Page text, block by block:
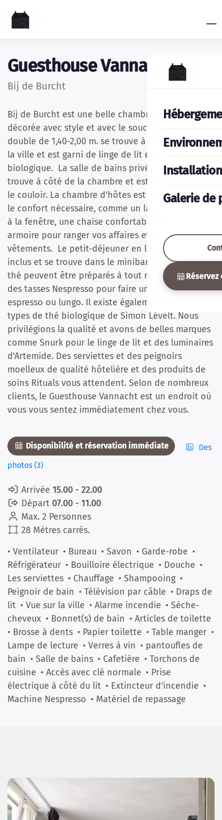
Galerie de
Guesthouse Vannacht
Bij de Burcht
Bij de Burcht est une belle chambre d'hôtes,
décorée avec style et avec le souci du détail. Le lit
double de 1,40-2,00 m. se trouve à côté du mur de
la ville et est garni de linge de lit en coton
biologique. La salle de bains privée moderne se
trouve à côté de la chambre et est accessible par
le couloir. La chambre d'hôtes est équipée de tout
le confort nécessaire, comme un lavabo, une table
à la fenêtre, une chaise confortable et une
armoire pour ranger vos affaires et/ou vos
vêtements. Le petit-déjeuner en libre-service est
inclus et se trouve dans le minibar. Du café et du
thé peuvent être préparés à tout moment. Il y a
des tasses Nespresso pour faire un délicieux
espresso ou lungo. Il existe également plusieurs
types de thé biologique de Simon Lévelt. Nous
privilégions la qualité et avons de belles marques
comme Snurk pour le linge de lit et des luminaires
d'Artemide. Des serviettes et des peignoirs
moelleux de qualité hôtelière et des produits de
soins Rituals vous attendent. Selon de nombreux
clients, le Guesthouse Vannacht est un endroit où
vous vous sentez immédiatement chez vous.
Disponibilité et réservation immédiate
Des
photos (3)
Arrivée 15.00 - 22.00
Départ 07.00 - 11.00
Max. 2 Personnes
28 Mètres carrés.
• Ventilateur • Bureau • Savon • Garde-robe •
Réfrigérateur • Bouilloire électrique • Douche •
Les serviettes • Chauffage • Shampooing •
Peignoir de bain • Télévision par câble • Draps de
lit • Vue sur la ville • Alarme incendie • Sèche-
cheveux • Bonnet(s) de bain • Articles de toilette
• Brosse à dents • Papier toilette • Table manger •
Lampe de lecture • Verres à vin • pantoufles de
bain • Salle de bains • Cafetière • Torchons de
cuisine • Accès avec clé normale • Prise
électrique à côté du lit • Extincteur d'incendie •
Machine Nespresso • Matériel de repassage